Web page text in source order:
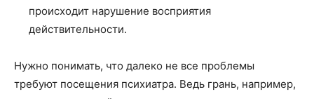
происходит нарушение восприятия
действительности.
Нужно понимать, что далеко не все проблемы
требуют посещения психиатра. Ведь грань, например,